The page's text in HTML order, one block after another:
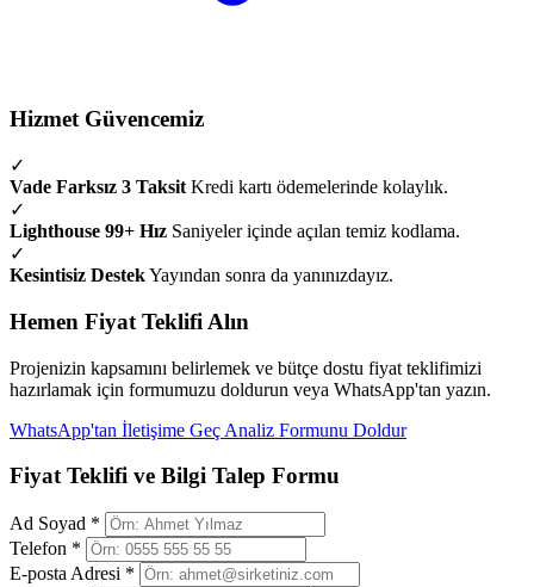
Hizmet Güvencemiz
✓
Vade Farksız 3 Taksit Kredi kartı ödemelerinde kolaylık.
✓
Lighthouse 99+ Hız Saniyeler içinde açılan temiz kodlama.
✓
Kesintisiz DestekYayından sonra da yanınızdayız.
Hemen Fiyat Teklifi Alın
Projenizin kapsamını belirlemek ve bütçe dostu fiyat teklifimizi
hazırlamak için formumuzu doldurun veya WhatsApp'tan yazın.
WhatsApp'tan İletişime Geç Analiz Formunu Doldur
Fiyat Teklifi ve Bilgi Talep Formu
Ad Soyad *
Telefon *
E-posta Adresi *